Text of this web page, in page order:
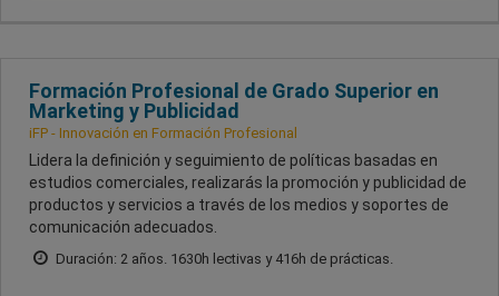
Formación Profesional de Grado Superior en
Marketing y Publicidad
iFP - Innovación en Formación Profesional
Lidera la definición y seguimiento de políticas basadas en
estudios comerciales, realizarás la promoción y publicidad de
productos y servicios a través de los medios y soportes de
comunicación adecuados.
Duración: 2 años. 1630h lectivas y 416h de prácticas.